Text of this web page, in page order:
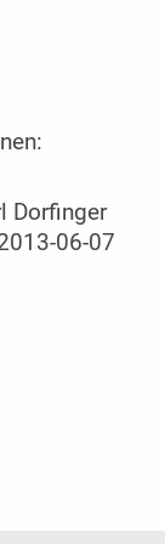
Dorfinger
06-07